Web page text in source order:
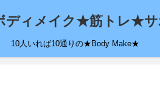
ディメイク★筋トレ★サ
10人いれば10通りの★Body Make★